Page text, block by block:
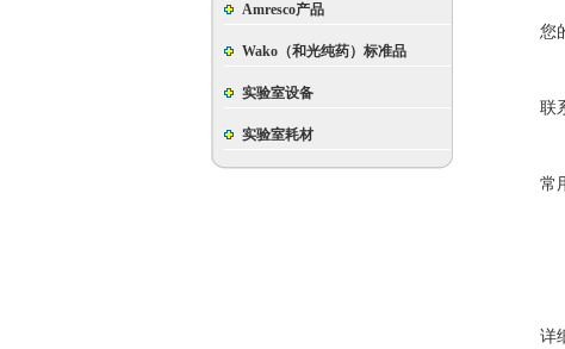
Amresco产品
Wako（和光纯药）标准品
实验室设备
实验室耗材
您
联
常
详